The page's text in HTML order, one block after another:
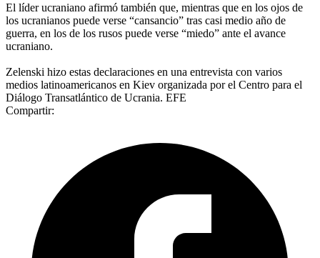
El líder ucraniano afirmó también que, mientras que en los ojos de
los ucranianos puede verse “cansancio” tras casi medio año de
guerra, en los de los rusos puede verse “miedo” ante el avance
ucraniano.
Zelenski hizo estas declaraciones en una entrevista con varios
medios latinoamericanos en Kiev organizada por el Centro para el
Diálogo Transatlántico de Ucrania. EFE
Compartir: